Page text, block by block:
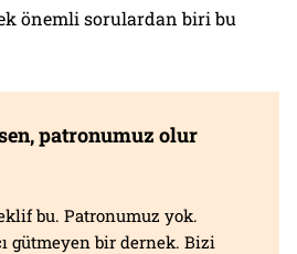
önemli sorulardan biri bu
patronumuz olur
bu. Patronumuz yok.
gütmeyen bir dernek. Bizi